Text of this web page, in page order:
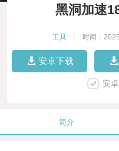
黑洞加速
工具 时间：
安卓下载
安
简介